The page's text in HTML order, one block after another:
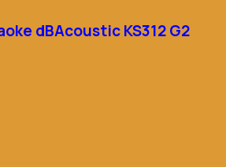
dBAcoustic KS312 G2